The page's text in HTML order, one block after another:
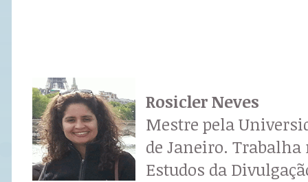
Rosicler Neves
Mestre pela
de Janeiro. Trabalha
Estudos da